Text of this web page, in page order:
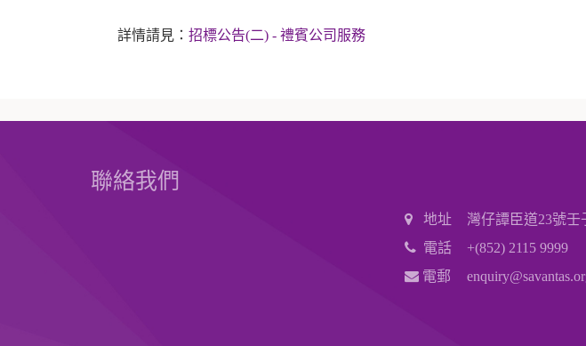
詳情請見： 招標公告(二) - 禮賓公司服務
聯絡我們
地址
灣仔譚臣道23號壬
電話
+(852) 2115 9999
電郵